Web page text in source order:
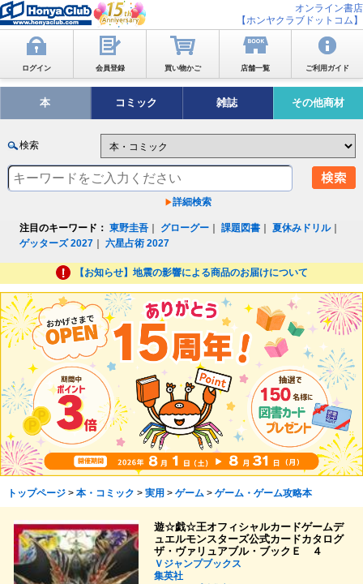
オンライン書店
【ホンヤクラブドットコム】
ログイン 会員登録 買い物かご 店舗一覧 ご利用ガイド
本 コミック 雑誌 その他商材
検索
詳細検索
注目のキーワード： 東野圭吾 グローグー ｜課題図書 ｜夏休みドリル｜
ゲッターズ 2027 ｜六星占術 2027
【お知らせ】地震の影響による商品のお届けについて
トップページ> 本・コミック > 実用 > ゲーム > ゲーム・ゲーム攻略本
遊☆戯☆王オフィシャルカードゲームデ
ュエルモンスターズ公式カードカタログ
ザ・ヴァリュアブル・ブックＥ ４
Ｖジャンプブックス
集英社